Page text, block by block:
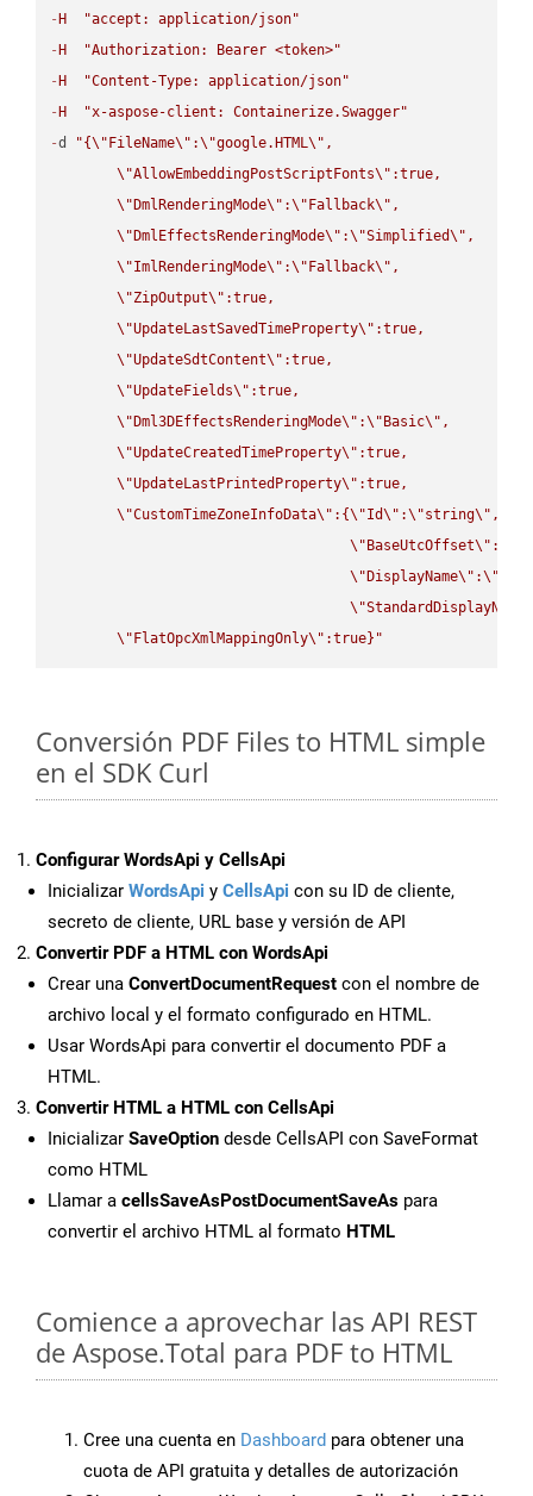
- H
"accept: application/json"
- H
"Authorization: Bearer <token>"
- H
"Content-Type: application/json"
- H
"x-aspose-client: Containerize.Swagger"
-d "{\" FileName\" :\"google.HTML\" ,
\"AllowEmbeddingPostScriptFonts\" :true,
\" DmlRenderingMode\" :\" Fallback\" ,
\" DmlEffectsRenderingMode\" :\"Simplified\" ,
\"ImlRenderingMode\" :\" Fallback\" ,
\"ZipOutput\" :true,
\"UpdateLastSavedTimeProperty\" :true,
\"UpdateSdtContent\" :true,
\"UpdateFields\" :true,
\" Dml3DEffectsRenderingMode\" :\" Basic\" ,
\"UpdateCreatedTimeProperty\" :true,
\"UpdateLastPrintedProperty\" :true,
\"CustomTimeZoneInfoData\" :{\"Id\" :\"string\" ,
\" BaseUtcOffset\" :
\" DisplayName\" :\"
\"StandardDisplayName
\" FlatOpcXmlMappingOnly\" :true}"
Conversión PDF Files to HTML simple
en el SDK Curl
Configurar WordsApi y CellsApi
Inicializar WordsApi y CellsApi con su ID de cliente,
secreto de cliente, URL base y versión de API
Convertir PDF a HTML con WordsApi
Crear una ConvertDocumentRequest con el nombre de
archivo local y el formato configurado en HTML.
Usar WordsApi para convertir el documento PDF a
HTML.
Convertir HTML a HTML con CellsApi
Inicializar SaveOption desde CellsAPI con SaveFormat
como HTML
Llamar a cellsSaveAsPostDocumentSaveAs para
convertir el archivo HTML al formato HTML
Comience a aprovechar las API REST
de Aspose.Total para PDF to HTML
Cree una cuenta en Dashboard para obtener una
cuota de API gratuita y detalles de autorización